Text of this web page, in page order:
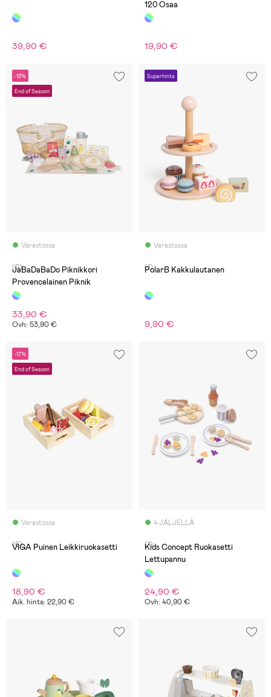
39,90 €
120 Osaa
19,90 €
-13%
End of Season
Varastossa
(0)
JaBaDaBaDo Piknikkori
Provencelainen Piknik
33,90 €
Ovh: 53,90 €
Superhinta
Varastossa
(1)
PolarB Kakkulautanen
9,90 €
-17%
End of Season
Varastossa
(6)
VIGA Puinen Leikkiruokasetti
18,90 €
Aik. hinta: 22,90 €
4 JÄLJELLÄ
(1)
Kids Concept Ruokasetti
Lettupannu
24,90 €
Ovh: 40,90 €